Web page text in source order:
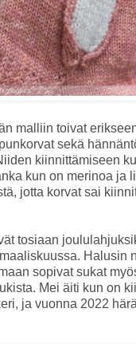
malliin toivat
sekä
kiinnittämiseen
kun on merinoa ja
jotta korvat sai
tosiaan
Halusin
sopivat sukat
Mei äiti kun on
ja vuonna 2022